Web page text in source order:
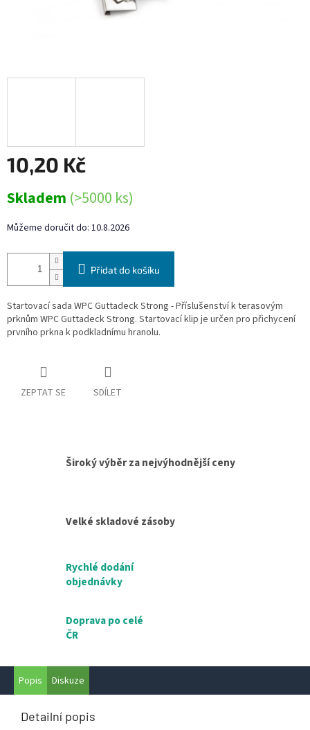
10,20 Kč
cena:
Skladem (>5000 ks)
Můžeme doručit do: 10.8.2026
Přidat do košíku
Startovací sada WPC Guttadeck Strong - Příslušenství k terasovým
prknům WPC Guttadeck Strong. Startovací klip je určen pro přichycení
prvního prkna k podkladnímu hranolu.
ZEPTAT SE SDÍLET
Široký výběr za nejvýhodnější ceny
Velké skladové zásoby
Rychlé dodání
objednávky
Doprava po celé
ČR
Popis Diskuze
Detailní popis